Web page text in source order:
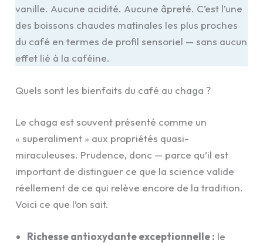
vanille. Aucune acidité. Aucune âpreté. C’est l’une
des boissons chaudes matinales les plus proches
du café en termes de profil sensoriel — sans aucun
effet lié à la caféine.
Quels sont les bienfaits du café au chaga ?
Le chaga est souvent présenté comme un
« superaliment » aux propriétés quasi-
miraculeuses. Prudence, donc — parce qu’il est
important de distinguer ce que la science valide
réellement de ce qui relève encore de la tradition.
Voici ce que l’on sait.
Richesse antioxydante exceptionnelle : le